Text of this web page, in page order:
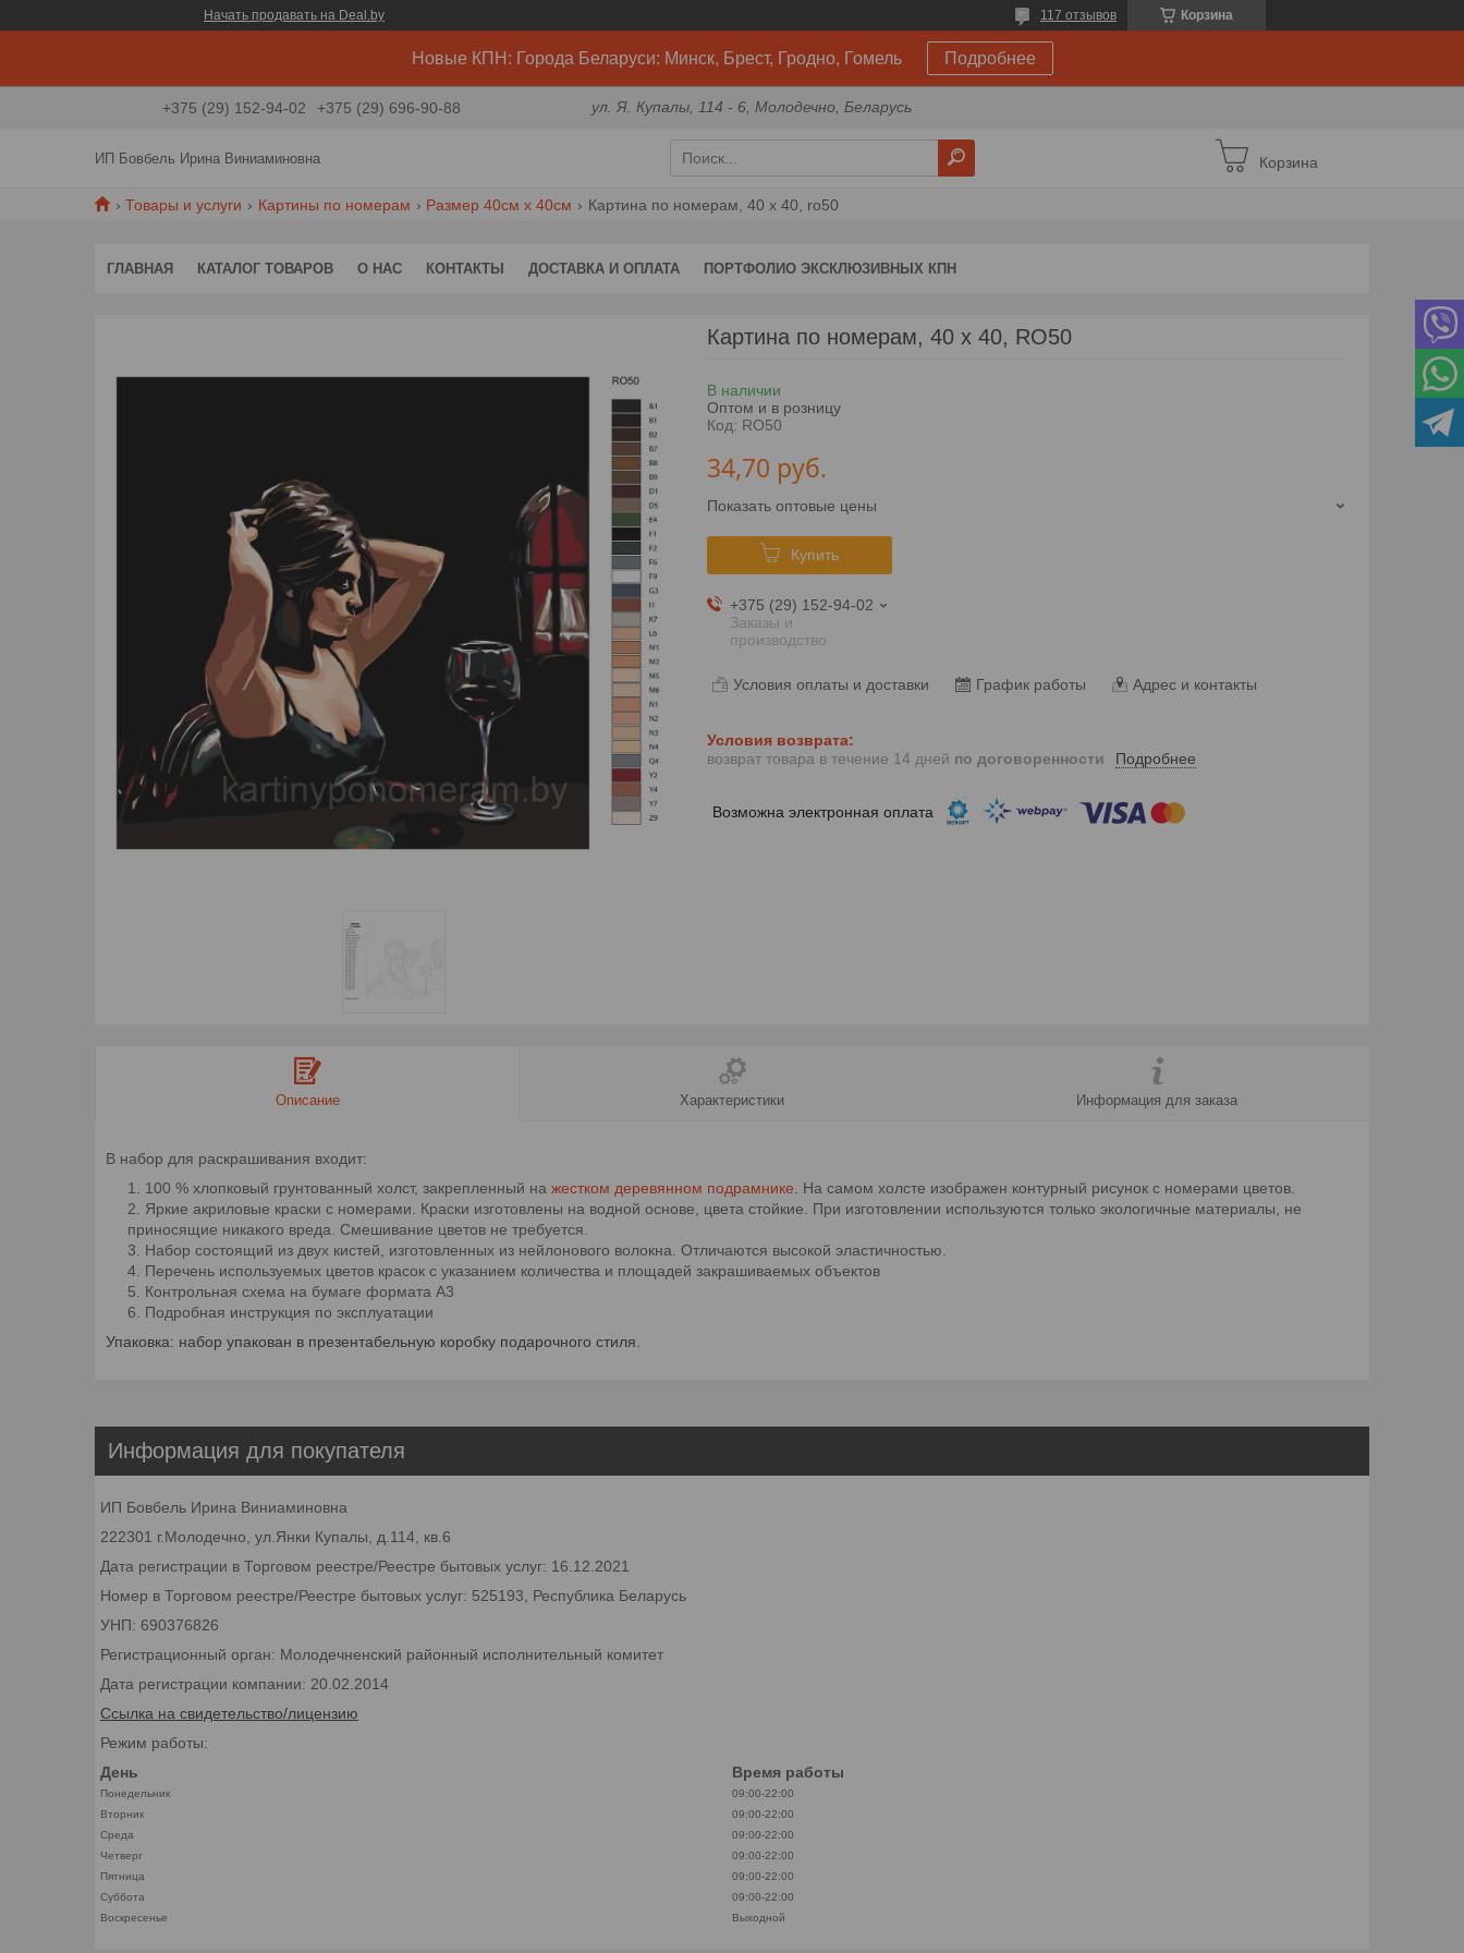
Начать продавать на Deal.by Корзина
117 отзывов
Новые КПН: Города Беларуси: Минск, Брест, Гродно, Гомель Подробнее
+375 (29) 152-94-02 +375 (29) 696-90-88 ул. Я. Купалы, 114 - 6, Молодечно, Беларусь
ИП Бовбель Ирина Виниаминовна Корзина
Товары и услуги Картины по номерам Размер 40см х 40см Картина по номерам, 40 x 40, ro50
ГЛАВНАЯ КАТАЛОГ ТОВАРОВ О НАС КОНТАКТЫ ДОСТАВКА И ОПЛАТА ПОРТФОЛИО ЭКСКЛЮЗИВНЫХ КПН
Картина по номерам, 40 x 40, RO50
В наличии
Оптом и в розницу
Код: RO50
34,70 руб.
Показать оптовые цены
Купить
+375 (29) 152-94-02
Заказы и
производство
Условия оплаты и доставки График работы Адрес и контакты
возврат товара в течение 14 дней по договоренности Подробнее
Описание Характеристики Информация для заказа
В набор для раскрашивания входит:
100 % хлопковый грунтованный холст, закрепленный на жестком деревянном подрамнике . На самом холсте изображен контурный рисунок с номерами цветов.
Яркие акриловые краски с номерами. Краски изготовлены на водной основе, цвета стойкие. При изготовлении используются только экологичные материалы, не
приносящие никакого вреда. Смешивание цветов не требуется.
Набор состоящий из двух кистей, изготовленных из нейлонового волокна. Отличаются высокой эластичностью.
Перечень используемых цветов красок с указанием количества и площадей закрашиваемых объектов
Контрольная схема на бумаге формата А3
Подробная инструкция по эксплуатации
Упаковка: набор упакован в презентабельную коробку подарочного стиля.
Информация для покупателя
ИП Бовбель Ирина Виниаминовна
222301 г.Молодечно, ул.Янки Купалы, д.114, кв.6
Дата регистрации в Торговом реестре/Реестре бытовых услуг: 16.12.2021
Номер в Торговом реестре/Реестре бытовых услуг: 525193, Республика Беларусь
УНП: 690376826
Регистрационный орган: Молодечненский районный исполнительный комитет
Дата регистрации компании: 20.02.2014
Ссылка на свидетельство/лицензию
Режим работы:
День
Время работы
Понедельник
09:00-22:00
Вторник
09:00-22:00
Среда
09:00-22:00
Четверг
09:00-22:00
Пятница
09:00-22:00
Суббота
09:00-22:00
Воскресенье
Выходной